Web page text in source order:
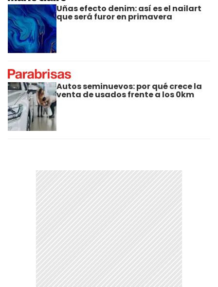
Uñas efecto denim: así es el nailart
que será furor en primavera
Autos seminuevos: por qué crece la
venta de usados frente a los 0km